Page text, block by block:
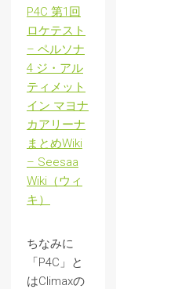
P4C 第1回
ロケテスト
– ペルソナ
4 ジ・アル
ティメット
イン マヨナ
カアリーナ
まとめWiki
– Seesaa
Wiki（ウィ
キ）
ちなみに
「P4C」と
はClimaxの